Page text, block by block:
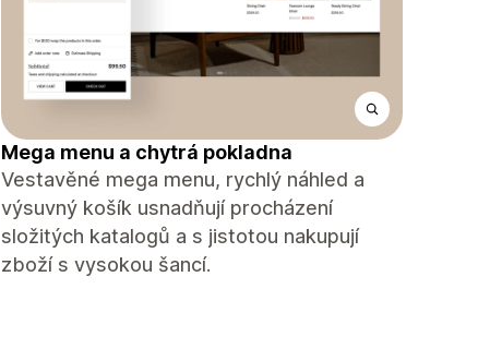
Mega menu a chytrá pokladna
Vestavěné mega menu, rychlý náhled a
výsuvný košík usnadňují procházení
složitých katalogů a s jistotou nakupují
zboží s vysokou šancí.